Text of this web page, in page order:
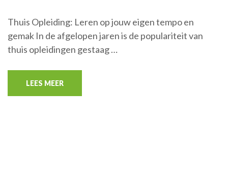
Thuis Opleiding: Leren op jouw eigen tempo en
gemak In de afgelopen jaren is de populariteit van
thuis opleidingen gestaag …
LEES MEER